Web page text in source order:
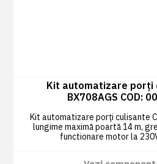
Kit automatizare porți
BX708AGS COD:
Kit automatizare porți culisante
lungime maximă poartă 14 m,
functionare motor la